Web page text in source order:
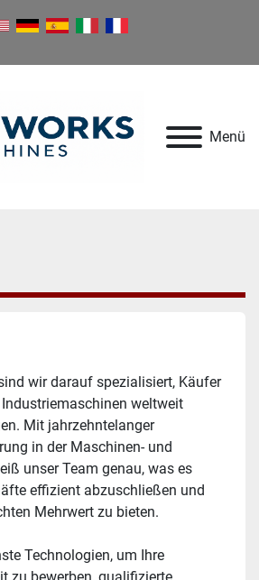
Menü
wir darauf spezialisiert, Käufer
weltweit
Mit jahrzehntelanger
in der Maschinen- und
unser Team genau, was es
effizient abzuschließen und
Mehrwert zu bieten.
Technologien, um Ihre